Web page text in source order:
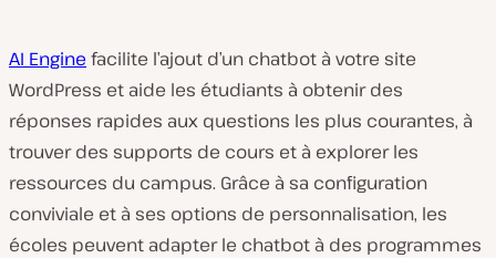
AI Engine facilite l’ajout d’un chatbot à votre site
WordPress et aide les étudiants à obtenir des
réponses rapides aux questions les plus courantes, à
trouver des supports de cours et à explorer les
ressources du campus. Grâce à sa configuration
conviviale et à ses options de personnalisation, les
écoles peuvent adapter le chatbot à des programmes